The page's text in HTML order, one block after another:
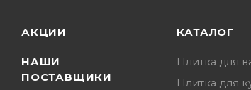
АКЦИИ
НАШИ
ПОСТАВЩИКИ
КАТАЛОГ
Плитка для
Плитка для